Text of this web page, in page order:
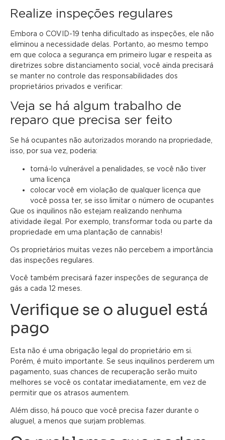
Realize inspeções regulares
Embora o COVID-19 tenha dificultado as inspeções, ele não
eliminou a necessidade delas. Portanto, ao mesmo tempo
em que coloca a segurança em primeiro lugar e respeita as
diretrizes sobre distanciamento social, você ainda precisará
se manter no controle das responsabilidades dos
proprietários privados e verificar:
Veja se há algum trabalho de
reparo que precisa ser feito
Se há ocupantes não autorizados morando na propriedade,
isso, por sua vez, poderia:
torná-lo vulnerável a penalidades, se você não tiver
uma licença
colocar você em violação de qualquer licença que
você possa ter, se isso limitar o número de ocupantes
Que os inquilinos não estejam realizando nenhuma
atividade ilegal. Por exemplo, transformar toda ou parte da
propriedade em uma plantação de cannabis!
Os proprietários muitas vezes não percebem a importância
das inspeções regulares.
Você também precisará fazer inspeções de segurança de
gás a cada 12 meses.
Verifique se o aluguel está
pago
Esta não é uma obrigação legal do proprietário em si.
Porém, é muito importante. Se seus inquilinos perderem um
pagamento, suas chances de recuperação serão muito
melhores se você os contatar imediatamente, em vez de
permitir que os atrasos aumentem.
Além disso, há pouco que você precisa fazer durante o
aluguel, a menos que surjam problemas.